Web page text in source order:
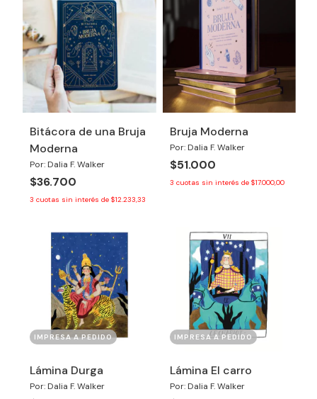
Bitácora de una Bruja
Moderna
Por: Dalia F. Walker
$36.700
3 cuotas sin interés de $12.233,33
Bruja Moderna
Por: Dalia F. Walker
$51.000
3 cuotas sin interés de $17.000,00
IMPRESA A PEDIDO
Lámina Durga
Por: Dalia F. Walker
IMPRESA A PEDIDO
Lámina El carro
Por: Dalia F. Walker